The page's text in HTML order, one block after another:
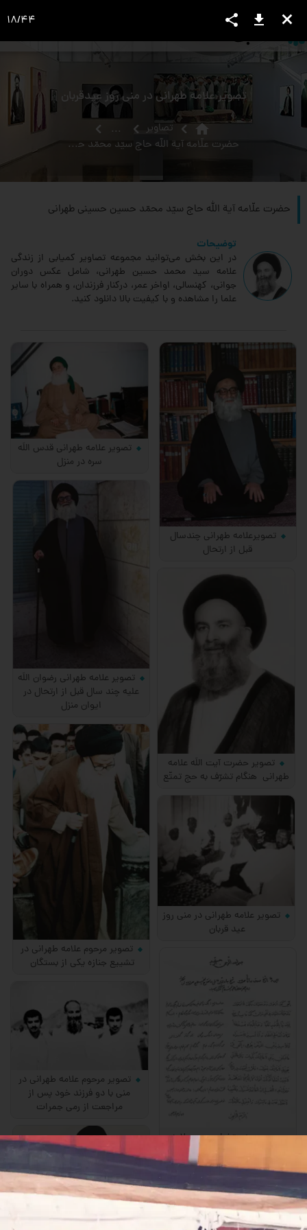
view_headline
تصویر علامه طهرانی در منی روز عیدقربان
home تصاویر
...
حضرت علّامه آیة الله حاج سیّد محمّد حسین حسینی طهرانی
حضرت علّامه آیة الله حاج سیّد محمّد حسین حسینی طهرانی
توضیحات
در این بخش می‌توانید مجموعه تصاویر کمیابی از زندگی
علامه سید محمد حسین طهرانی، شامل عکس دوران
جوانی، کهنسالی، اواخر عمر، درکنار فرزندان، و همراه با سایر
علما را مشاهده و با کیفیت بالا دانلود کنید.
تصویرعلامه طهرانی چندسال
قبل از ارتحال
تصویر علامه طهرانی قدس اللَه
سره در منزل
تصویر علامه طهرانی رضوان اللَه
علیه چند سال قبل از ارتحال در
ایوان منزل
تصویر حضرت آیت اللَه علامه
طهرانی هنگام تشرّف به حج تمتّع
تصویر مرحوم علامه طهرانی در
تشییع جنازه یكی از بستگان
تصویر علامه طهرانی در منی روز
عید قربان
صورت دستخط مرحوم علامه
تصویر مرحوم علامه طهرانی در
منی با دو فرزند خود پس از
مراجعت از رمی جمرات
close
download
share
18/44